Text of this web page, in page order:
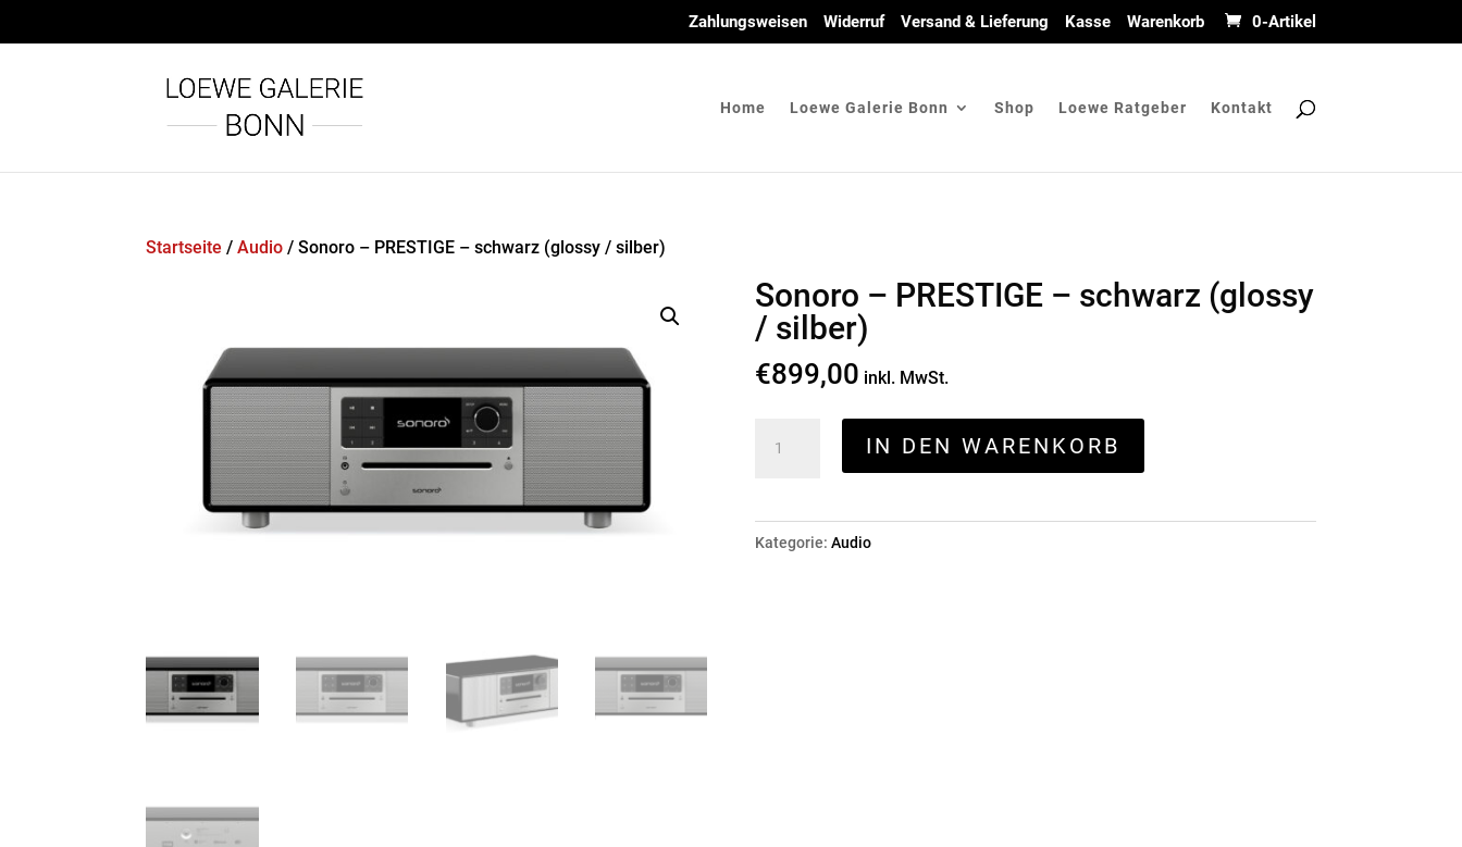
Zahlungsweisen Widerruf Versand & Lieferung Kasse Warenkorb 0-Artikel
Home Loewe Galerie Bonn Shop Loewe Ratgeber Kontakt
Startseite /Audio / Sonoro – PRESTIGE – schwarz (glossy / silber)
Sonoro – PRESTIGE – schwarz (glossy
/ silber)
€899,00 inkl. MwSt.
-
schwarz
IN DEN WARENKORB
Kategorie: Audio